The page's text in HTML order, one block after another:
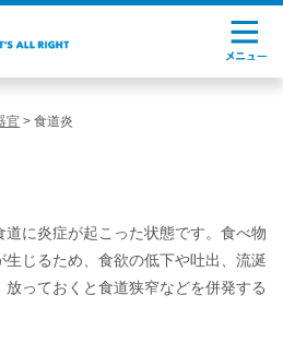
官 >食道炎
に炎症が起こった状態です。食べ物
じるため、食欲の低下や吐出、流涎
っておくと食道狭窄などを併発する